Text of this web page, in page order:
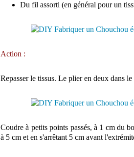
Du fil assorti (en général pour un
Action :
Repasser le tissus. Le plier en deux dans
Coudre à petits points passés, à 1 cm du
à 5 cm et en s'arrêtant 5 cm avant